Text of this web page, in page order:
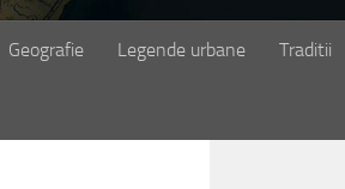
Geografie Legende urbane Traditii